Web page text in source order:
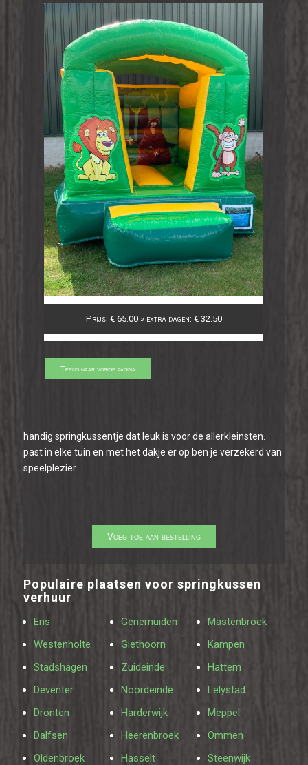
Prijs: € 65.00 » extra dagen: € 32.50
handig springkussentje dat leuk is voor de allerkleinsten.
past in elke tuin en met het dakje er op ben je verzekerd van
speelplezier.
Populaire plaatsen voor springkussen
verhuur
Ens
Westenholte
Stadshagen
Deventer
Dronten
Dalfsen
Oldenbroek
Genemuiden
Giethoorn
Zuideinde
Noordeinde
Harderwijk
Heerenbroek
Hasselt
Mastenbroek
Kampen
Hattem
Lelystad
Meppel
Ommen
Steenwijk